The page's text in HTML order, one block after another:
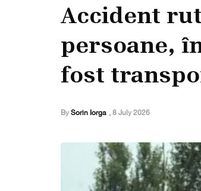
Accident
persoane,
fost
By Sorin Iorga , 8 July 2026